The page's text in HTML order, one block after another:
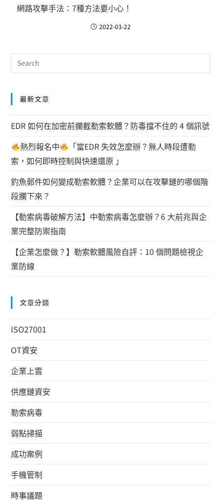
網路攻擊手法：7種方法要小心！
2022-03-22
最新文章
EDR 如何在加密前攔截勒索軟體？防毒擋不住的 4 個訊號
熱烈報名中
「當EDR 失效怎麼辦？無人時段遭勒
索，如何即時控制與快速還原 」
釣魚郵件如何變成勒索軟體？企業可以在攻擊鏈的哪個階
段攔下來？
【勒索病毒破解方法】中勒索病毒怎麼辦？6 大前兆與企
業完整防禦指南
【企業怎麼做？】勒索軟體風險自評：10 個問題檢視企
業防線
文章分類
ISO27001
OT資安
企業上雲
供應鏈資安
勒索病毒
弱點掃描
成功案例
手機管制
時事議題